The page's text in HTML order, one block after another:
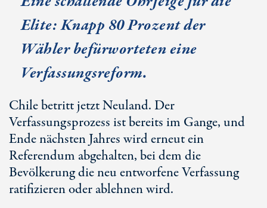
Elite: Knapp 80 Prozent der
Wähler befürworteten eine
Verfassungsreform.
Chile betritt jetzt Neuland. Der
Verfassungsprozess ist bereits im Gange, und
Ende nächsten Jahres wird erneut ein
Referendum abgehalten, bei dem die
Bevölkerung die neu entworfene Verfassung
ratifizieren oder ablehnen wird.